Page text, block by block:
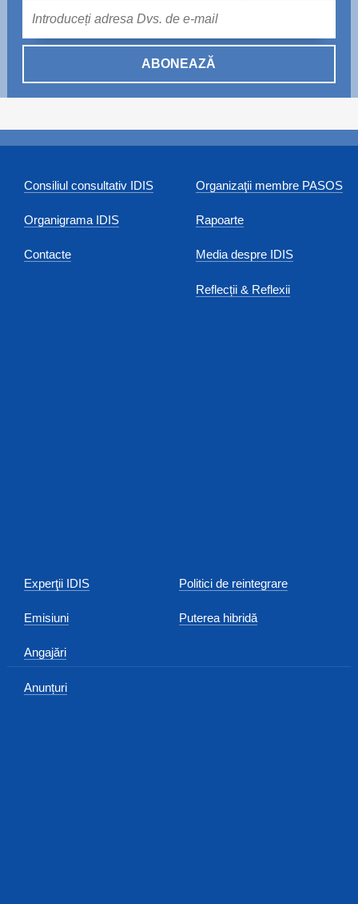
ABONEAZĂ
Consiliul consultativ IDIS
Organigrama IDIS
Contacte
Organizaţii membre PASOS
Rapoarte
Media despre IDIS
Reflecții & Reflexii
Experţii IDIS
Emisiuni
Angajări
Anunțuri
Politici de reintegrare
Puterea hibridă